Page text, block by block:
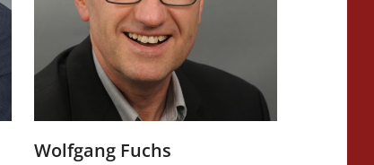
Wolfgang Fuchs